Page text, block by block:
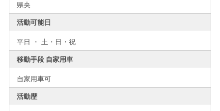
県央
活動可能日
平日 ・ 土・日・祝
移動手段 自家用車
自家用車可
活動歴